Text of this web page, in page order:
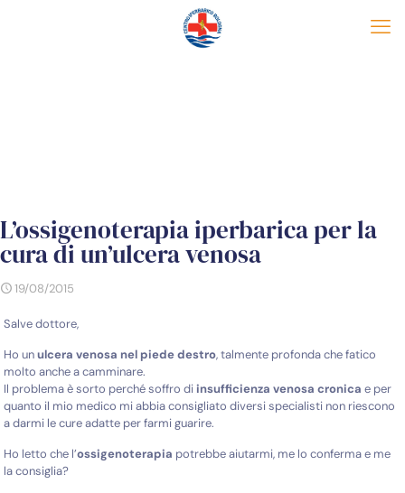
L’ossigenoterapia iperbarica per la
cura di un’ulcera venosa
19/08/2015
Salve dottore,
Ho unulcera venosa nel piede destro, talmente profonda che fatico
molto anche a camminare.
Il problema è sorto perché soffro diinsufficienza venosa cronica e per
quanto il mio medico mi abbia consigliato diversi specialisti non riescono
a darmi le cure adatte per farmi guarire.
Ho letto che l’ossigenoterapia potrebbe aiutarmi, me lo conferma e me
la consiglia?